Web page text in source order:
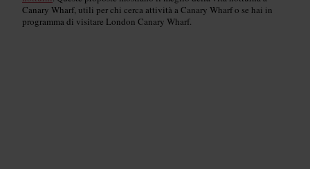
Canary Wharf, utili per chi cerca attività a Canary Wharf o se hai in
programma di visitare London Canary Wharf.